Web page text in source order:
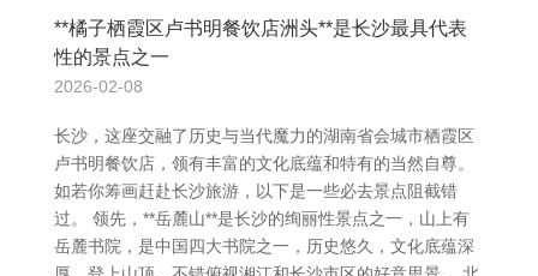
**橘子 栖霞区卢书明餐饮店洲头**是长沙最具代表
性的景点之一
2026-02-08
长沙，这座交融了历史与当代魔力的湖南省会城市 栖霞区
卢书明餐饮店，领有丰富的文化底蕴和特有的当然自尊。
如若你筹画赶赴长沙旅游，以下是一些必去景点阻截错
过。 领先，**岳麓山**是长沙的绚丽性景点之一，山上有
岳麓书院，是中国四大书院之一，历史悠久，文化底蕴深